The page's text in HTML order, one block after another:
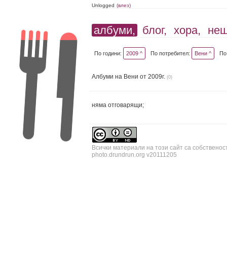
Unlogged (влез)
албуми, блог, хора,
По години: 2009 ^ По потребител: Вени ^
Албуми на Вени от 2009г. (0)
няма отговарящи;
Всички материали на този сайт са
photo.drundrun.org v20111205